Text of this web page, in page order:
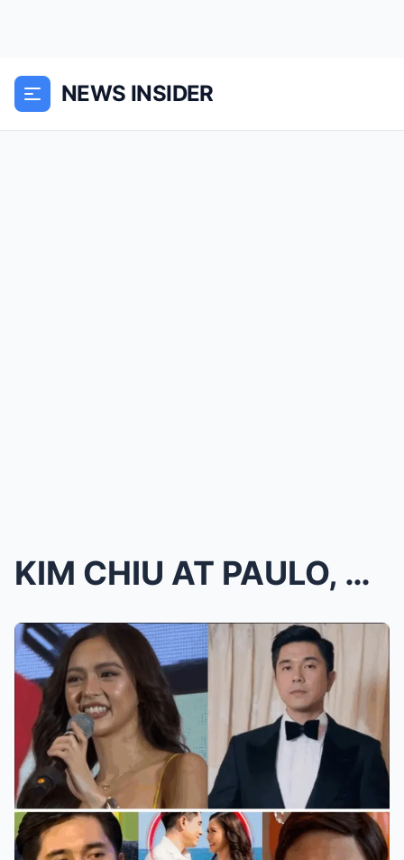
NEWS INSIDER
KIM CHIU AT PAULO, HINDI NA ITUTULOY ANG KASAL!